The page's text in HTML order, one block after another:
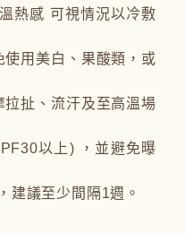
熱感 可視情況以冷敷
使用美白、果酸類，或
拉扯、流汗及至高溫場
以上) ，並避免曝
建議至少間隔1週。